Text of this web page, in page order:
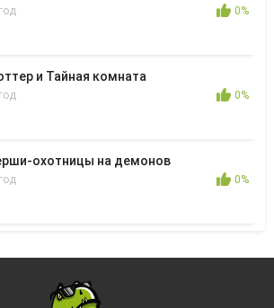
0%
и Тайная комната
0%
охотницы на демонов
0%